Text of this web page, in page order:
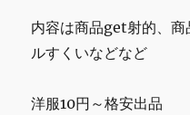
内容は商品get射的、
ルすくいなどなど
洋服10円～格安出品